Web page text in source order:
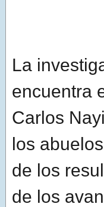
La
encuentra
Carlos
los
de los
de los